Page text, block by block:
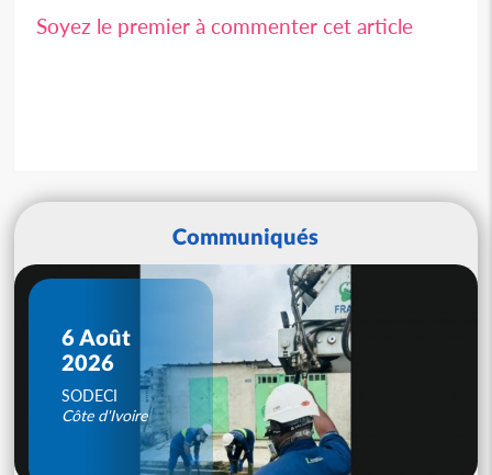
Soyez le premier à commenter cet article
Communiqués
6 Août
2026
SODECI
Côte d'Ivoire